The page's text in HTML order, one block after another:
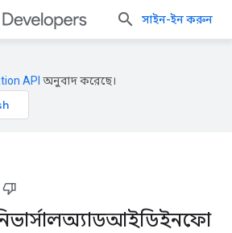
সাইন-ইন করুন
API অনুবাদ করেছে।